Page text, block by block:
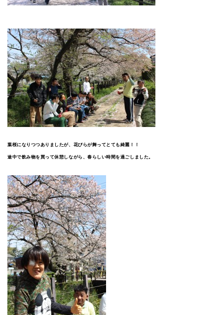
葉桜になりつつありましたが、花びらが舞ってとても綺麗！！
途中で飲み物を買って休憩しながら、春らしい時間を過ごしました。